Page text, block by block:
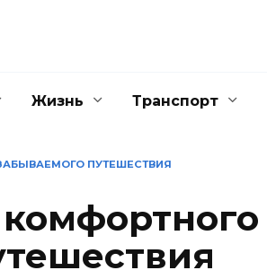
Жизнь Транспорт
ПУТЕШЕСТВИЯ